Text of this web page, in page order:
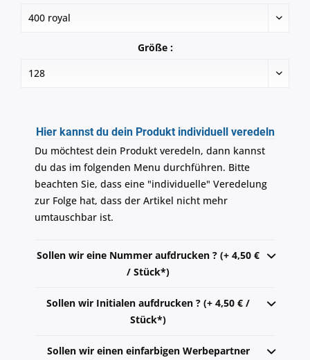
Größe :
Hier kannst du dein Produkt individuell veredeln
Du möchtest dein Produkt veredeln, dann kannst
du das im folgenden Menu durchführen. Bitte
beachten Sie, dass eine "individuelle" Veredelung
zur Folge hat, dass der Artikel nicht mehr
umtauschbar ist.
Sollen wir eine Nummer aufdrucken ? (+ 4,50 €
/ Stück*)
Sollen wir Initialen aufdrucken ? (+ 4,50 € /
Stück*)
Sollen wir einen einfarbigen Werbepartner